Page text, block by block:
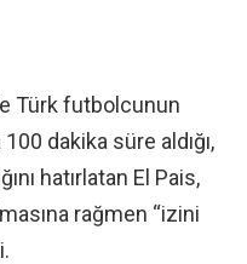
Türk futbolcunun
dakika süre aldığı,
hatırlatan El Pais,
rağmen “izini